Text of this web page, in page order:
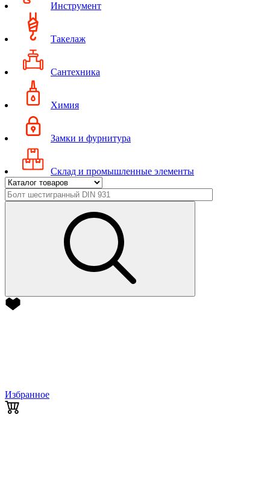
Инструмент
Такелаж
Сантехника
Химия
Замки и фурнитура
Склад и промышленные элементы
Избранное